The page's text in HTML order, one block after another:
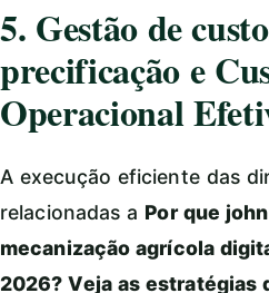
5. Gestão de
precificação e
Operacional
A execução eficiente das
relacionadas a Por que
mecanização agrícola
2026? Veja as estratégias